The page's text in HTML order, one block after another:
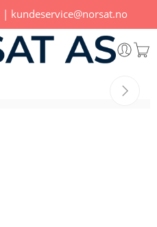
| kundeservice@norsat.no